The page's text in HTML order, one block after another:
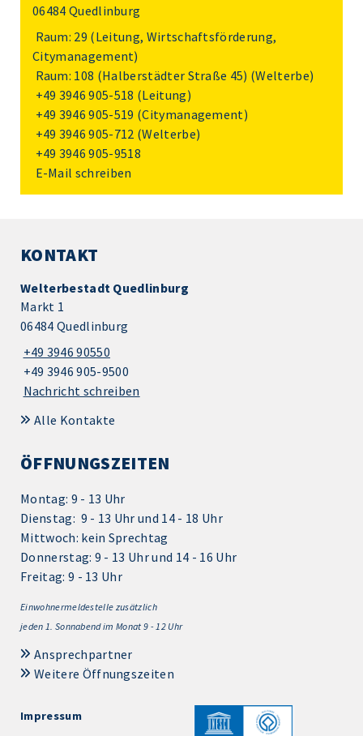
06484 Quedlinburg
Raum: 29 (Leitung, Wirtschaftsförderung,
Citymanagement)
Raum: 108 (Halberstädter Straße 45) (Welterbe)
+49 3946 905-518 (Leitung)
+49 3946 905-519 (Citymanagement)
+49 3946 905-712 (Welterbe)
+49 3946 905-9518
E-Mail schreiben
KONTAKT
Welterbestadt Quedlinburg
Markt 1
06484 Quedlinburg
+49 3946 90550
+49 3946 905-9500
Nachricht schreiben
Alle Kontakte
ÖFFNUNGSZEITEN
Montag: 9 - 13 Uhr
Dienstag: 9 - 13 Uhr und 14 - 18 Uhr
Mittwoch: kein Sprechtag
Donnerstag: 9 - 13 Uhr und 14 - 16 Uhr
Freitag: 9 - 13 Uhr
Einwohnermeldestelle zusätzlich
jeden 1. Sonnabend im Monat 9 - 12 Uhr
Ansprechpartner
Weitere Öffnungszeiten
Impressum